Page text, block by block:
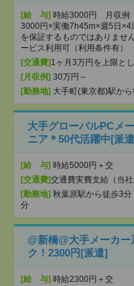
[給 与] 時給3000円 月収例
3000円×実働7h45m×週5日
を保証するものではありませ
ービス利用可（利用条件有）
[交通費] 1ヶ月3万円を上限と
[月収例] 30万円～
[勤務地] 大手町(東京都)駅か
大手グローバルPCメ
ニア＊50代活躍中[派
[給 与] 時給5000円＋交
[交通費]交通費実費支給（当社
[勤務地] 秋葉原駅から徒歩3分
分
@新橋@大手メーカ
ク！2300円[派遣]
[給 与] 時給2300円＋交